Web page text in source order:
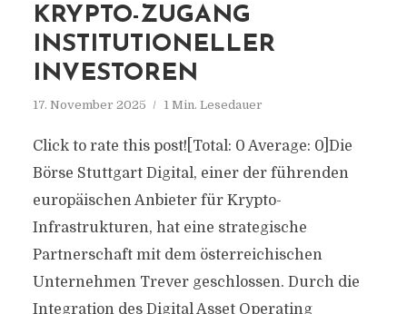
KRYPTO-ZUGANG
INSTITUTIONELLER
INVESTOREN
17. November 2025 1 Min. Lesedauer
Click to rate this post![Total: 0 Average: 0]Die
Börse Stuttgart Digital, einer der führenden
europäischen Anbieter für Krypto-
Infrastrukturen, hat eine strategische
Partnerschaft mit dem österreichischen
Unternehmen Trever geschlossen. Durch die
Integration des Digital Asset Operating